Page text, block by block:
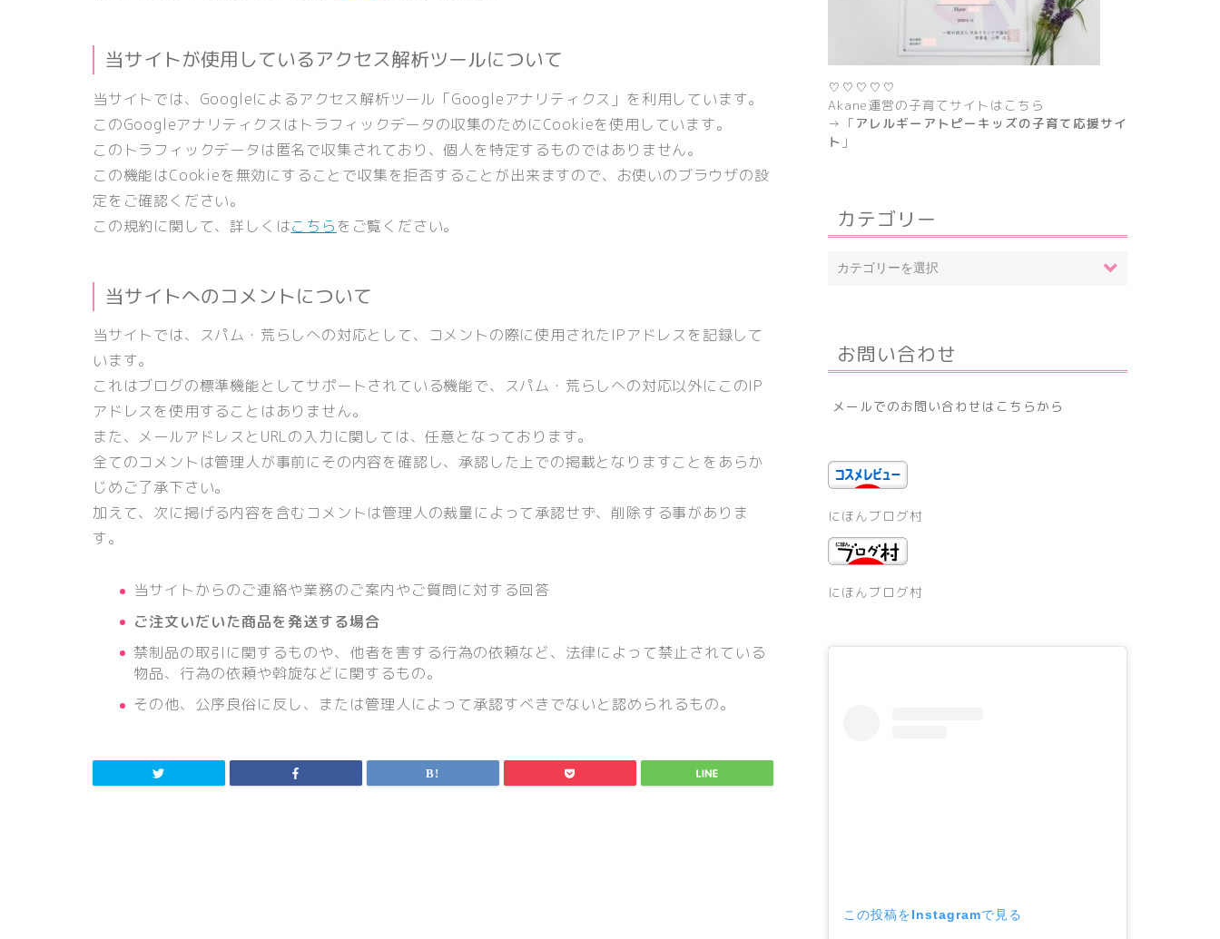
当サイトが使用しているアクセス解析ツールについて
当サイトでは、Googleによるアクセス解析ツール「Googleアナリティクス」を利用しています。
このGoogleアナリティクスはトラフィックデータの収集のためにCookieを使用しています。
このトラフィックデータは匿名で収集されており、個人を特定するものではありません。
この機能はCookieを無効にすることで収集を拒否することが出来ますので、お使いのブラウザの設
定をご確認ください。
この規約に関して、詳しくはこちらをご覧ください。
当サイトへのコメントについて
当サイトでは、スパム・荒らしへの対応として、コメントの際に使用されたIPアドレスを記録して
います。
これはブログの標準機能としてサポートされている機能で、スパム・荒らしへの対応以外にこのIP
アドレスを使用することはありません。
また、メールアドレスとURLの入力に関しては、任意となっております。
全てのコメントは管理人が事前にその内容を確認し、承認した上での掲載となりますことをあらか
じめご了承下さい。
加えて、次に掲げる内容を含むコメントは管理人の裁量によって承認せず、削除する事がありま
す。
当サイトからのご連絡や業務のご案内やご質問に対する回答
ご注文いだいた商品を発送する場合
禁制品の取引に関するものや、他者を害する行為の依頼など、法律によって禁止されている
物品、行為の依頼や斡旋などに関するもの。
その他、公序良俗に反し、または管理人によって承認すべきでないと認められるもの。
♡♡♡♡♡
Akane運営の子育てサイトはこちら
→「 アレルギーアトピーキッズの子育て応援サイ
ト 」
カテゴリー
お問い合わせ
メールでのお問い合わせはこちらから
にほんブログ村
にほんブログ村
この投稿をInstagramで見る